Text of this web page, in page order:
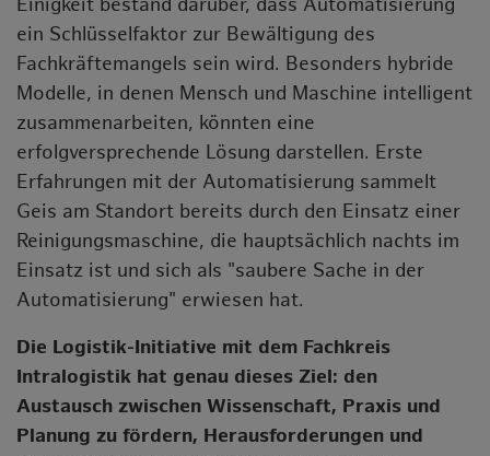
Einigkeit bestand darüber, dass Automatisierung
ein Schlüsselfaktor zur Bewältigung des
Fachkräftemangels sein wird. Besonders hybride
Modelle, in denen Mensch und Maschine intelligent
zusammenarbeiten, könnten eine
erfolgversprechende Lösung darstellen. Erste
Erfahrungen mit der Automatisierung sammelt
Geis am Standort bereits durch den Einsatz einer
Reinigungsmaschine, die hauptsächlich nachts im
Einsatz ist und sich als "saubere Sache in der
Automatisierung" erwiesen hat.
Die Logistik-Initiative mit dem Fachkreis
Intralogistik hat genau dieses Ziel: den
Austausch zwischen Wissenschaft, Praxis und
Planung zu fördern, Herausforderungen und